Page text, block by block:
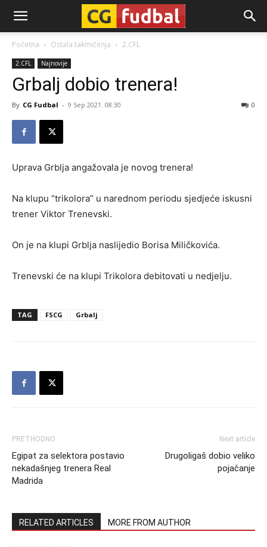
CG-
Fudbal
Početna Ostala takmičenja 2.CFL
2.CFL Najnovije
Grbalj dobio trenera!
By CG Fudbal - 9 Sep 2021. 08:30 0
Uprava Grblja angažovala je novog trenera!
Na klupu “trikolora” u narednom periodu sjedjeće iskusni
trener Viktor Trenevski.
On je na klupi Grblja naslijedio Borisa Miličkovića.
Trenevski će na klupi Trikolora debitovati u nedjelju.
TAG FSCG Grbalj
PRETHODNO
Egipat za selektora postavio
nekadašnjeg trenera Real
Madrida
Next article
Drugoligaš dobio veliko
pojačanje
RELATED ARTICLES MORE FROM AUTHOR